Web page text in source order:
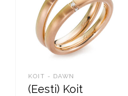
KOIT - DAWN
(Eesti) Koit